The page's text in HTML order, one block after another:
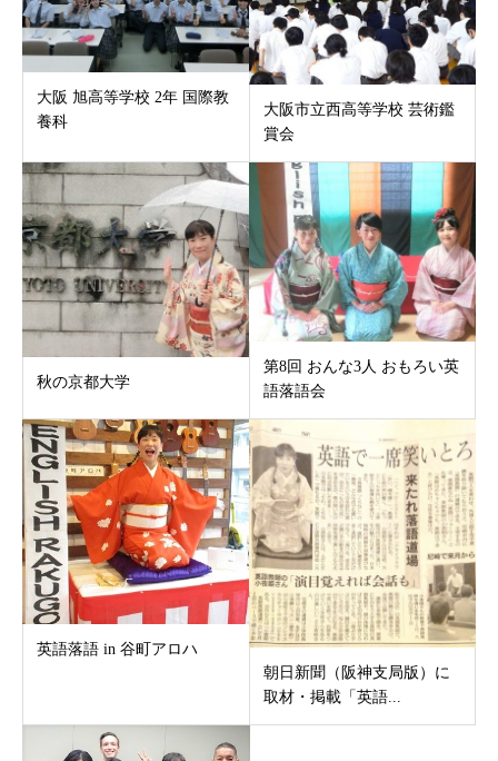
大阪 旭高等学校 2年 国際教
養科
大阪市立西高等学校 芸術鑑
賞会
秋の京都大学
第8回 おんな3人 おもろい英
語落語会
英語落語 in 谷町アロハ
朝日新聞（阪神支局版）に
取材・掲載「英語...